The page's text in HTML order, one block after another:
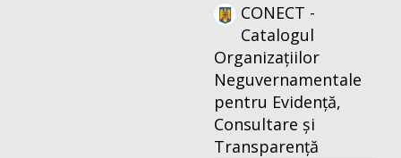
CONECT -
Catalogul
Organizațiilor
Neguvernamentale
pentru Evidență,
Consultare și
Transparență